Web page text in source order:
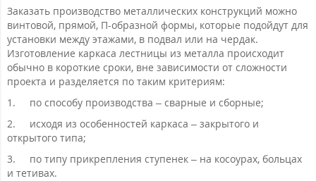
Заказать производство металлических конструкций можно
винтовой, прямой, П-образной формы, которые подойдут для
установки между этажами, в подвал или на чердак.
Изготовление каркаса лестницы из металла происходит
обычно в короткие сроки, вне зависимости от сложности
проекта и разделяется по таким критериям:
1.
по способу производства – сварные и сборные;
2.
исходя из особенностей каркаса – закрытого и
открытого типа;
3.
по типу прикрепления ступенек – на косоурах, больцах
и тетивах.